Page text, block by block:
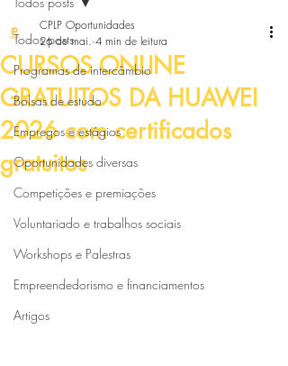
Todos posts
Programas de intercâmbio
Bolsas de estudo
Empregos e estágios
Oportunidades diversas
Competições e premiações
Voluntariado e trabalhos sociais
Workshops e Palestras
Empreendedorismo e financiamentos
Artigos
CURSOS ONLINE
GRATUITOS DA HUAWEI
2026 com certificados
gratuitos
CPLP Oportunidades
26 de mai. 4 min de leitura